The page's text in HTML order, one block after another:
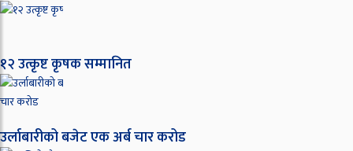
१२ उत्कृष्ट कृषक सम्मानित
उर्लाबारीको बजेट एक अर्ब चार करोड